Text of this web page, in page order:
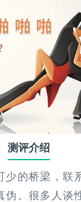
测评介绍
的桥梁，联
伪。很多人谈